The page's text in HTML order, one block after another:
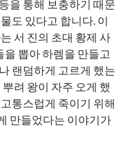
을 통해 보충하기 때문
도 있다고 합니다. 이
서 진의 초대 황제 사
뽑아 하렘을 만들고
랜덤하게 고르게 했는
려 왕이 자주 오게 했
통스럽게 죽이기 위해
만들었다는 이야기가